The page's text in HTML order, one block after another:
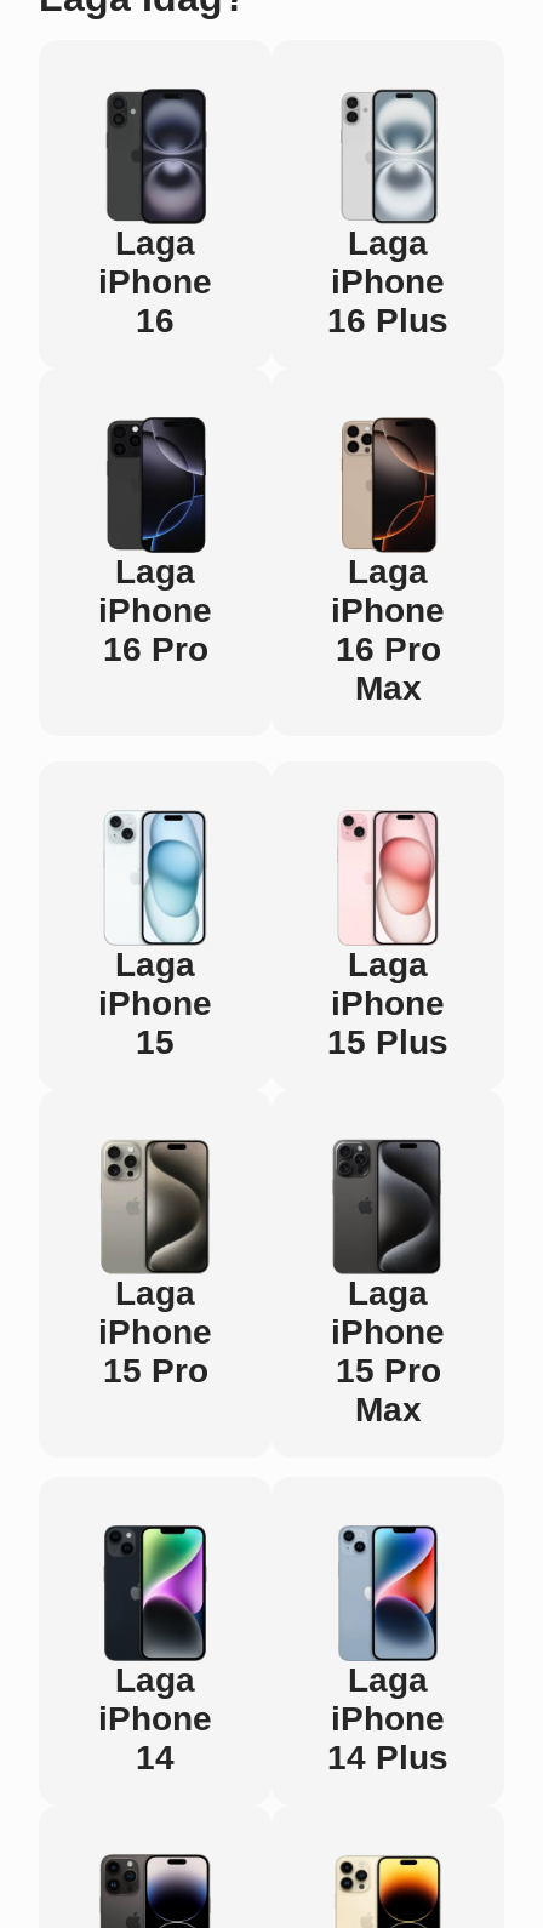
Laga
iPhone
16
Laga
iPhone
16 Plus
Laga
iPhone
16 Pro
Laga
iPhone
16 Pro
Max
Laga
iPhone
15
Laga
iPhone
15 Plus
Laga
iPhone
15 Pro
Laga
iPhone
15 Pro
Max
Laga
iPhone
14
Laga
iPhone
14 Plus